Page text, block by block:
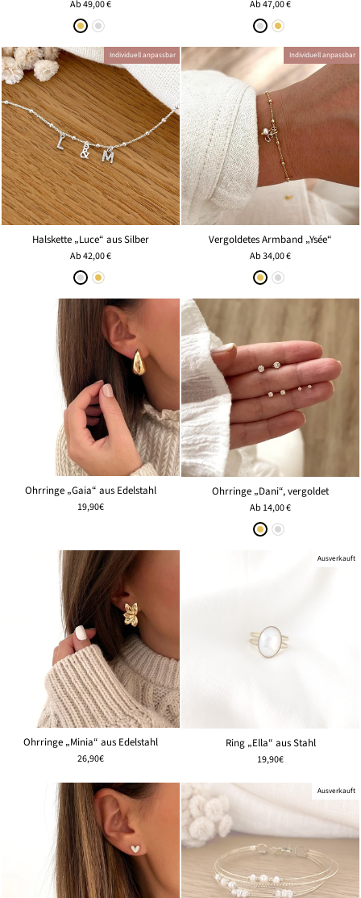
Ab49,00 € Ab47,00 €
Individuell anpassbar
Halskette „Luce“ aus Silber
Ab42,00 €
Individuell anpassbar
Vergoldetes Armband „Ysée“
Ab34,00 €
Ohrringe „Gaia“ aus Edelstahl
19,90€
Ohrringe „Dani“, vergoldet
Ab 14,00 €
Ohrringe „Minia“ aus Edelstahl
26,90€
Ausverkauft
Ring „Ella“ aus Stahl
19,90€
Ausverkauft